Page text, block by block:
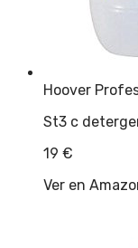
Hoover
St3 c
19 €
Ver en